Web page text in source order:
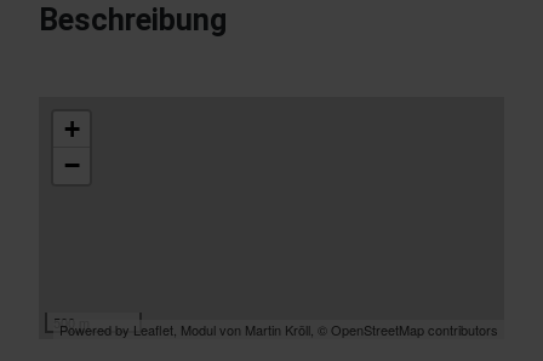
Beschreibung
+
−
500 m
Powered by Leaflet, Modul von Martin Kröll © OpenStreetMap contributors